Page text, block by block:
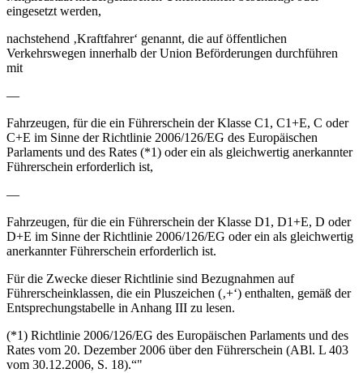
eingesetzt werden,
nachstehend ‚Kraftfahrer‘ genannt, die auf öffentlichen
Verkehrswegen innerhalb der Union Beförderungen durchführen
mit
—
Fahrzeugen, für die ein Führerschein der Klasse C1, C1+E, C oder
C+E im Sinne der Richtlinie 2006/126/EG des Europäischen
Parlaments und des Rates (*1) oder ein als gleichwertig anerkannter
Führerschein erforderlich ist,
—
Fahrzeugen, für die ein Führerschein der Klasse D1, D1+E, D oder
D+E im Sinne der Richtlinie 2006/126/EG oder ein als gleichwertig
anerkannter Führerschein erforderlich ist.
Für die Zwecke dieser Richtlinie sind Bezugnahmen auf
Führerscheinklassen, die ein Pluszeichen (‚+‘) enthalten, gemäß der
Entsprechungstabelle in Anhang III zu lesen.
(*1) Richtlinie 2006/126/EG des Europäischen Parlaments und des
Rates vom 20. Dezember 2006 über den Führerschein (ABl. L 403
vom 30.12.2006, S. 18).“"